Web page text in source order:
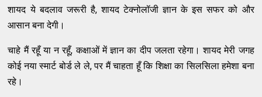
शायद ये बदलाव जरूरी है, शायद टेक्नोलॉजी ज्ञान के इस सफर को और
आसान बना देगी।
चाहे मैं रहूँ या न रहूँ, कक्षाओं में ज्ञान का दीप जलता रहेगा। शायद मेरी जगह
कोई नया स्मार्ट बोर्ड ले ले, पर मैं चाहता हूँ कि शिक्षा का सिलसिला हमेशा बना
रहे।